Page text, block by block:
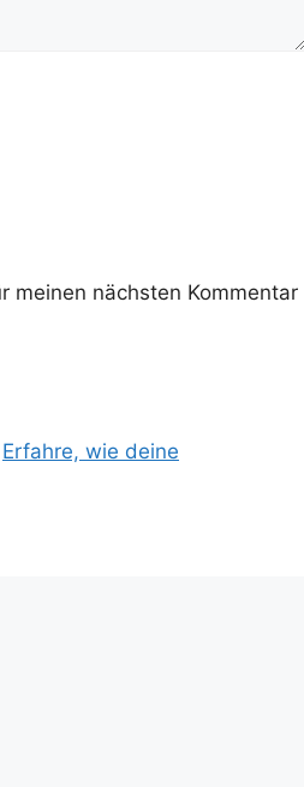
meinen nächsten Kommentar
Erfahre, wie deine